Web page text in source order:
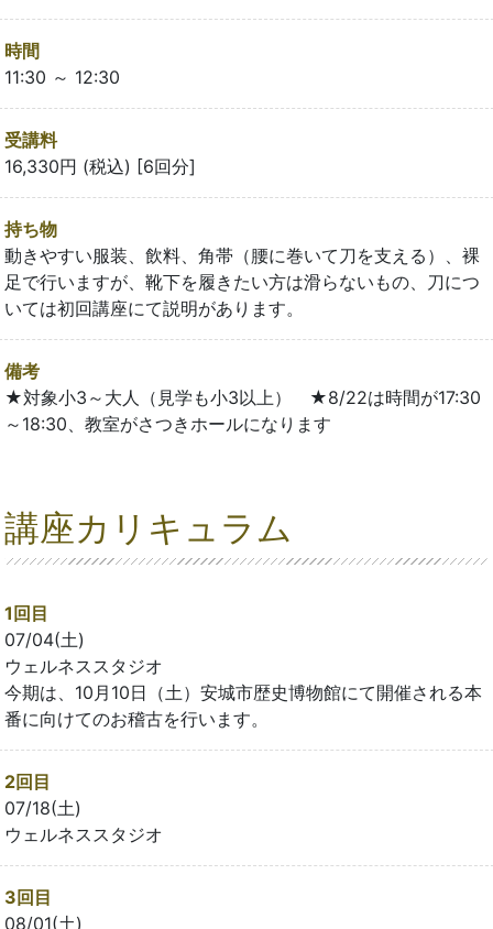
時間
11:30 ～ 12:30
受講料
16,330円 (税込) [6回分]
持ち物
動きやすい服装、飲料、角帯（腰に巻いて刀を支える）、裸
足で行いますが、靴下を履きたい方は滑らないもの、刀につ
いては初回講座にて説明があります。
備考
★対象小3～大人（見学も小3以上） ★8/22は時間が17:30
～18:30、教室がさつきホールになります
講座カリキュラム
1回目
07/04(土)
ウェルネススタジオ
今期は、10月10日（土）安城市歴史博物館にて開催される本
番に向けてのお稽古を行います。
2回目
07/18(土)
ウェルネススタジオ
3回目
08/01(土)